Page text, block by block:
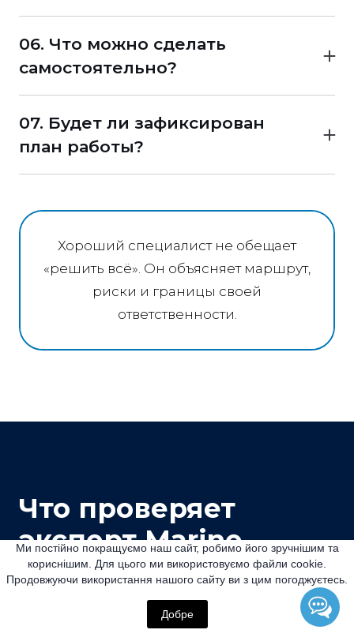
Нужно заранее понимать, входит ли разбор
замечания, исправление пакета и
06. Что можно сделать
самостоятельно?
Надёжный специалист не скрывает
самостоятельные варианты и не продаёт
полное сопровождение, если моряку
достаточно консультации или получения
07. Будет ли зафиксирован
план работы?
До оплаты должны быть понятны задача,
границы ответственности сторон.
Хороший специалист не обещает
«решить всё». Он объясняет маршрут,
риски и границы своей
ответственности.
Что проверяет
эксперт Marine
Inspector
Не просто комплектность пакета, а
Ми постійно покращуємо наш сайт, робимо його зручнішим та
кориснішим. Для цього ми використовуємо файли cookie.
Продовжуючи використання нашого сайту ви з цим погоджуєтесь.
Добре